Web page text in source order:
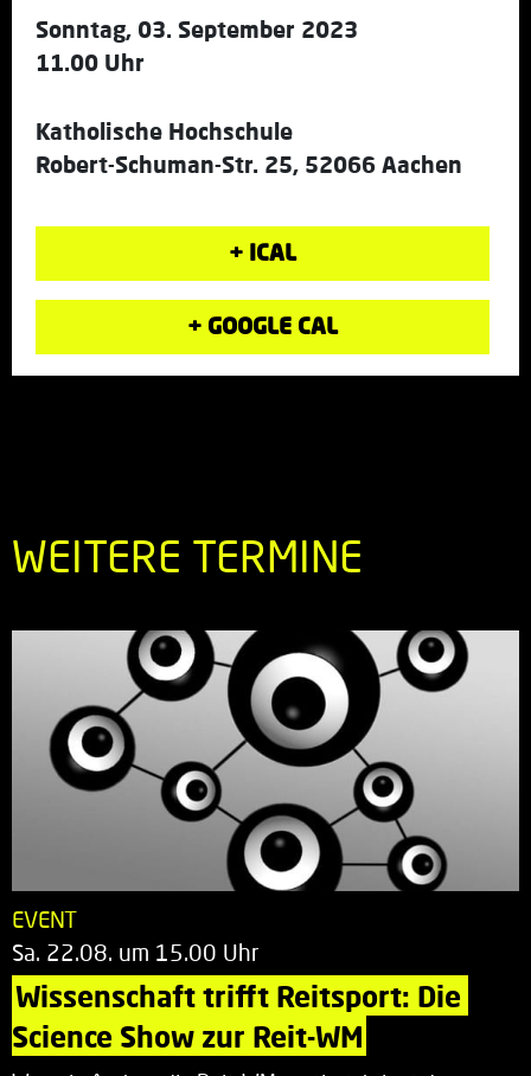
Sonntag, 03. September 2023
11.00 Uhr
Katholische Hochschule
Robert-Schuman-Str. 25, 52066 Aachen
+ ICAL
+ GOOGLE CAL
WEITERE TERMINE
EVENT
Sa. 22.08. um 15.00 Uhr
Wissenschaft trifft Reitsport: Die
Science Show zur Reit-WM